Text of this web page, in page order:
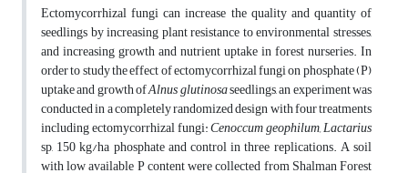
Ectomycorrhizal fungi can increase the quality and quantity of
seedlings by increasing plant resistance to environmental stresses,
and increasing growth and nutrient uptake in forest nurseries. In
order to study the effect of ectomycorrhizal fungi on phosphate (P)
uptake and growth ofAlnus glutinosaseedlings, an experiment was
conducted in a completely randomized design with four treatments
including ectomycorrhizal fungi:Cenoccum geophilum, Lactarius
sp, 150 kg/ha phosphate and control in three replications. A soil
with low available P content were collected from Shalman Forest